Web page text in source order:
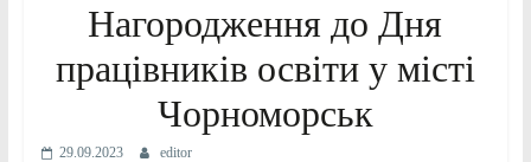
Нагородження до Дня
працівників освіти у місті
Чорноморськ
29.09.2023 editor